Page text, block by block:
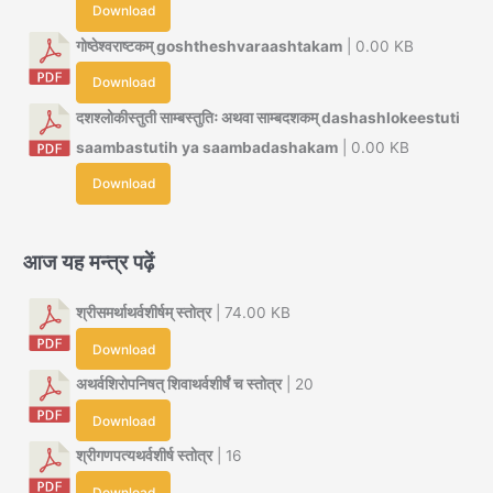
Download
गोष्ठेश्वराष्टकम् goshtheshvaraashtakam | 0.00 KB
Download
दशश्लोकीस्तुती साम्बस्तुतिः अथवा साम्बदशकम् dashashlokeestuti
saambastutih ya saambadashakam | 0.00 KB
Download
आज यह मन्त्र पढ़ें
श्रीसमर्थाथर्वशीर्षम् स्तोत्र| 74.00 KB
Download
अथर्वशिरोपनिषत् शिवाथर्वशीर्षं च स्तोत्र| 20
Download
श्रीगणपत्यथर्वशीर्ष स्तोत्र| 16